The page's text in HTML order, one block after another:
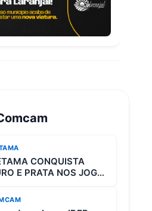
CONQUISTA
E PRATA NOS JOGOS